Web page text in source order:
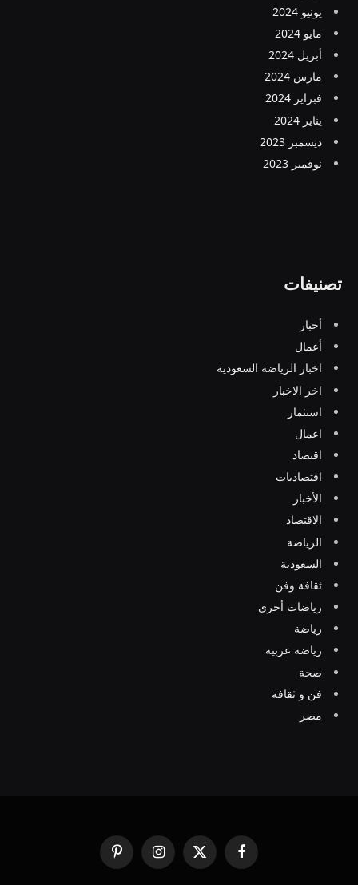
يونيو 2024
مايو 2024
أبريل 2024
مارس 2024
فبراير 2024
يناير 2024
ديسمبر 2023
نوفمبر 2023
تصنيفات
أخبار
أعمال
اخبار الرياضة السعودية
اخر الاخبار
استثمار
اعمال
اقتصاد
اقتصاديات
الأخبار
الاقتصاد
الرياضة
السعودية
ثقافة وفن
رياضات أخرى
رياضة
رياضة عربية
صحة
فن و ثقافة
مصر
فيسبوك
X
(Twitter)
الانستغرامبينتيريست